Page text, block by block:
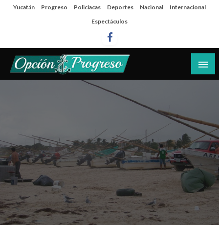
SaltaYucatán Progreso Policiacas Deportes Nacional
Internacional
Espectáculos
Opción Progreso
Las noticias del día a día del puerto